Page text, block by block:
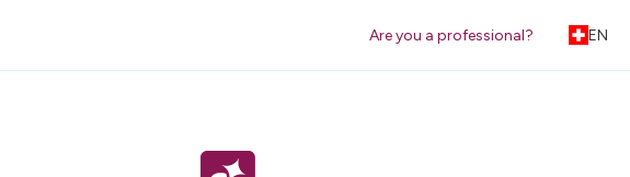
Are you a professional? EN